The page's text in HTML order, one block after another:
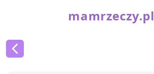
mamrzeczy.pl